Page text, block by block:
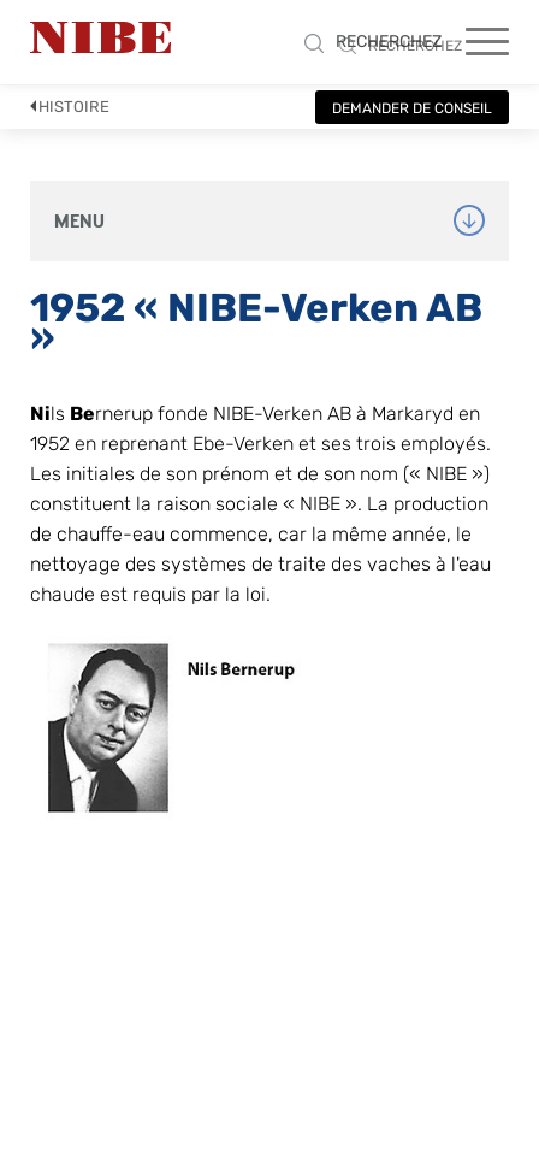
RECHERCHEZ
RECHERCHEZ
HISTOIRE DEMANDER DE CONSEIL
MENU
1952 « NIBE-Verken AB
»
Nils Bernerup fonde NIBE-Verken AB à Markaryd en
1952 en reprenant Ebe-Verken et ses trois employés.
Les initiales de son prénom et de son nom (« NIBE »)
constituent la raison sociale « NIBE ». La production
de chauffe-eau commence, car la même année, le
nettoyage des systèmes de traite des vaches à l'eau
chaude est requis par la loi.